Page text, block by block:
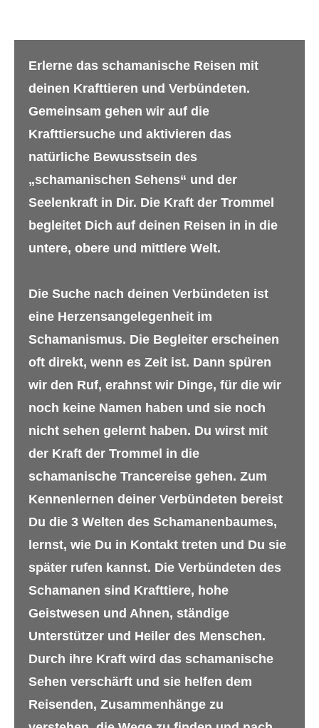
Erlerne das schamanische Reisen mit
deinen Krafttieren und Verbündeten.
Gemeinsam gehen wir auf die
Krafttiersuche und aktivieren das
natürliche Bewusstsein des
„schamanischen Sehens“ und der
Seelenkraft in Dir. Die Kraft der Trommel
begleitet Dich auf deinen Reisen in in die
untere, obere und mittlere Welt.
Die Suche nach deinen Verbündeten ist
eine Herzensangelegenheit im
Schamanismus. Die Begleiter erscheinen
oft direkt, wenn es Zeit ist. Dann spüren
wir den Ruf, erahnst wir Dinge, für die wir
noch keine Namen haben und sie noch
nicht sehen gelernt haben. Du wirst mit
der Kraft der Trommel in die
schamanische Trancereise gehen. Zum
Kennenlernen deiner Verbündeten bereist
Du die 3 Welten des Schamanenbaumes,
lernst, wie Du in Kontakt treten und Du sie
später rufen kannst. Die Verbündeten des
Schamanen sind Krafttiere, hohe
Geistwesen und Ahnen, ständige
Unterstützer und Heiler des Menschen.
Durch ihre Kraft wird das schamanische
Sehen verschärft und sie helfen dem
Reisenden, Zusammenhänge zu